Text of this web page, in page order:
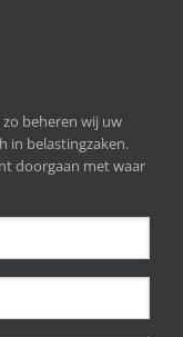
beheren wij uw
in belastingzaken.
doorgaan met waar